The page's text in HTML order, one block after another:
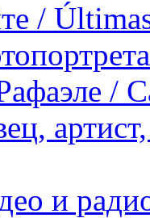
/
/
и